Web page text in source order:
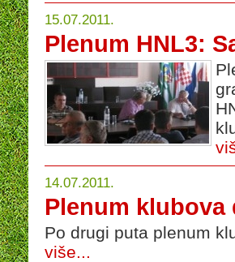
15.07.2011.
Plenum HNL3:
14.07.2011.
Plenum klubova
Po drugi puta plenum
više...